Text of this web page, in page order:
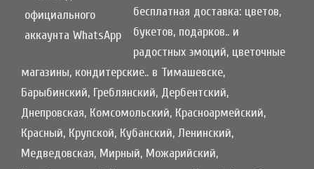
бесплатная доставка: цветов,
букетов, подарков.. и
радостных эмоций, цветочные
магазины, кондитерские.. в Тимашевске,
Барыбинский, Греблянский, Дербентский,
Днепровская, Комсомольский, Красноармейский,
Красный, Крупской, Кубанский, Ленинский,
Медведовская, Мирный, Можарийский,